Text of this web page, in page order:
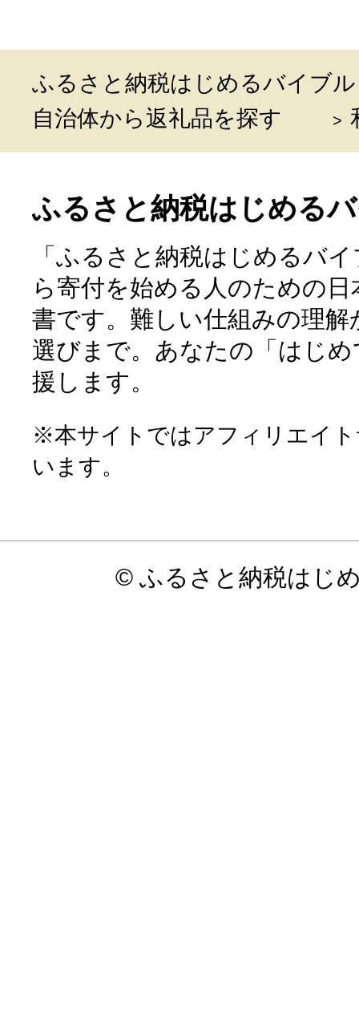
ふるさと納税はじめるバイブル
自治体から返礼品を探す
ふるさと納税はじめる
「ふるさと納税はじめるバ
ら寄付を始める人のための
書です。難しい仕組みの理
選びまで。あなたの「はじ
援します。
※本サイトではアフィリエイ
います。
© ふるさと納税はじ